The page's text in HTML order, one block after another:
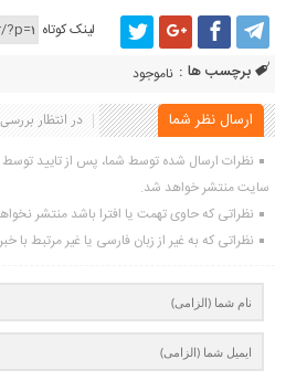
لینک کوتاه
برچسب ها : ناموجود
ارسال نظر شما
در انتظار بررسی
نظرات ارسال شده توسط شما، پس از تایید توسط
سایت منتشر خواهد شد.
نظراتی که حاوی تهمت یا افترا باشد منتشر
نظراتی که به غیر از زبان فارسی یا غیر مرتبط